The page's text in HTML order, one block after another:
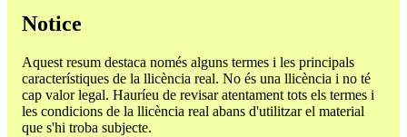
Notice
Aquest resum destaca només alguns termes i les principals
característiques de la llicència real. No és una llicència i no té
cap valor legal. Hauríeu de revisar atentament tots els termes i
les condicions de la llicència real abans d'utilitzar el material
que s'hi troba subjecte.